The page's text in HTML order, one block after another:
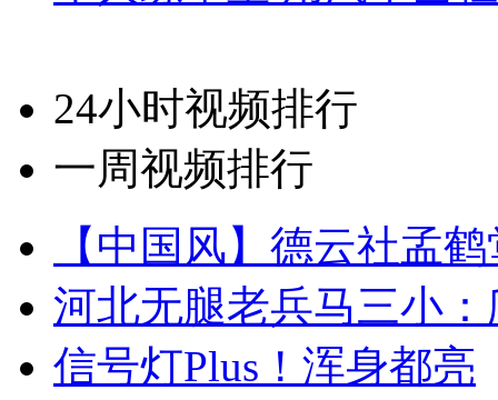
24小时视频排行
一周视频排行
【中国风】德云社孟
河北无腿老兵马三小
信号灯Plus！浑身都亮